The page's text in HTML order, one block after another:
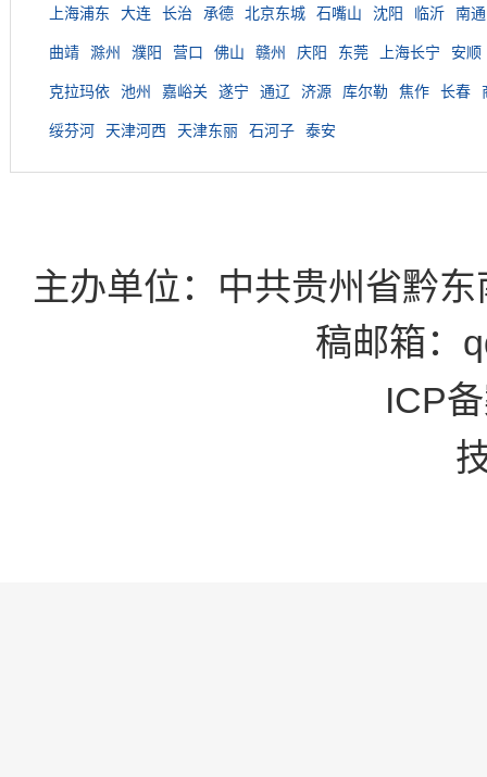
上海浦东 大连 长治 承德 北京东城 石嘴山 沈阳 临沂 南通
曲靖 滁州 濮阳 营口 佛山 赣州 庆阳 东莞 上海长宁 安顺
克拉玛依 池州 嘉峪关 遂宁 通辽 济源 库尔勒 焦作 长春
绥芬河 天津河西 天津东丽 石河子 泰安
主办单位：中共贵州省黔
稿邮箱：
ICP